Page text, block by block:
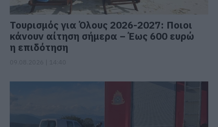
Τουρισμός για Όλους 2026-2027: Ποιοι
κάνουν αίτηση σήμερα – Έως 600 ευρώ
η επιδότηση